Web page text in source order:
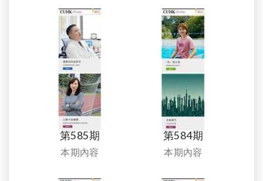
第585期
本期內容
第584期
本期內容